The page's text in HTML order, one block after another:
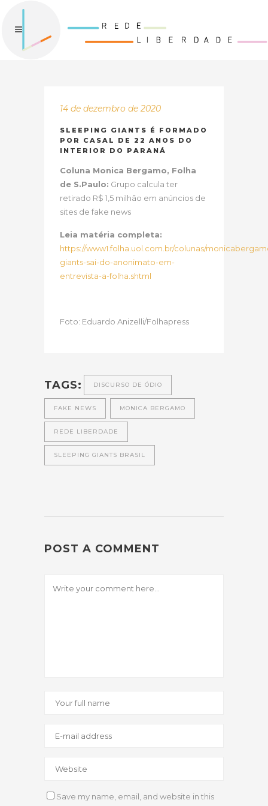
14 de dezembro de 2020
SLEEPING GIANTS É FORMADO
POR CASAL DE 22 ANOS DO
INTERIOR DO PARANÁ
Coluna Monica Bergamo, Folha
de S.Paulo: Grupo calcula ter
retirado R$ 1,5 milhão em anúncios de
sites de fake news
Leia matéria completa:
https://www1.folha.uol.com.br/colunas/
giants-sai-do-anonimato-em-
entrevista-a-folha.shtml
Foto: Eduardo Anizelli/Folhapress
TAGS: DISCURSO DE ÓDIO
FAKE NEWS MONICA BERGAMO
REDE LIBERDADE
SLEEPING GIANTS BRASIL
POST A COMMENT
Save my name, email, and website in this